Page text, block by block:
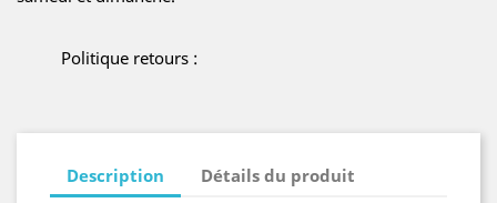
Politique retours :
Description Détails du produit